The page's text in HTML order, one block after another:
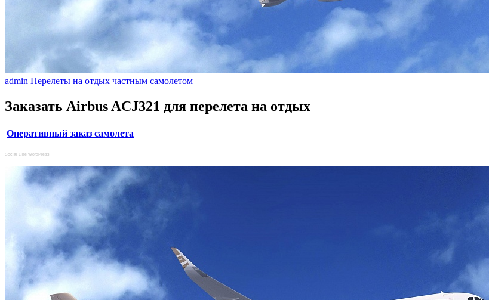
admin Перелеты на отдых частным самолетом
Заказать Airbus ACJ321 для перелета на отдых
Оперативный заказ самолета
Social Like WordPress